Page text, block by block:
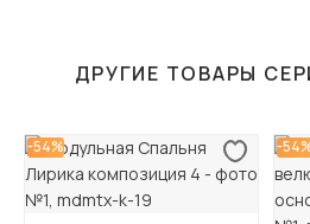
ДРУГИЕ ТОВАРЫ
-54% -